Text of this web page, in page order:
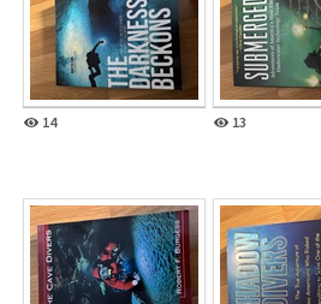
14 13